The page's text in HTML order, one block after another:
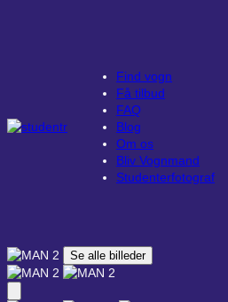
Find vogn
Få tilbud
FAQ
Blog
Om os
Bliv Vognmand
Studenterfotograf
Se alle billeder